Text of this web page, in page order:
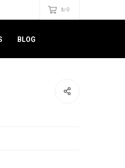
BLOG
$U 0